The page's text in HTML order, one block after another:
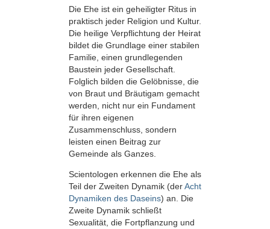
Die Ehe ist ein geheiligter Ritus in
praktisch jeder Religion und Kultur.
Die heilige Verpflichtung der Heirat
bildet die Grundlage einer stabilen
Familie, einen grundlegenden
Baustein jeder Gesellschaft.
Folglich bilden die Gelöbnisse, die
von Braut und Bräutigam gemacht
werden, nicht nur ein Fundament
für ihren eigenen
Zusammenschluss, sondern
leisten einen Beitrag zur
Gemeinde als Ganzes.
Scientologen erkennen die Ehe als
Teil der Zweiten Dynamik (derAcht
Dynamiken des Daseins) an. Die
Zweite Dynamik schließt
Sexualität, die Fortpflanzung und